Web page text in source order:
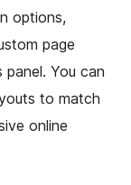
options,
page
You can
to match
online